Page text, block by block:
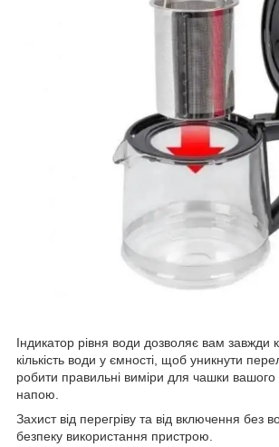
Індикатор рівня води дозволяє вам завжди
кількість води у ємності, щоб уникнути
робити правильні виміри для чашки
напою.
Захист від перегріву та від включення без
безпеку використання пристрою.